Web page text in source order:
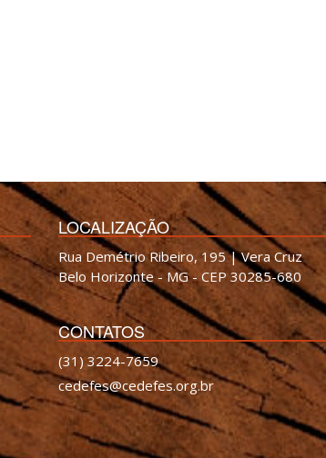
LOCALIZAÇÃO
Rua Demétrio Ribeiro, 195 | Vera Cruz
Belo Horizonte - MG - CEP 30285-680
CONTATOS
(31) 3224-7659
cedefes@cedefes.org.br